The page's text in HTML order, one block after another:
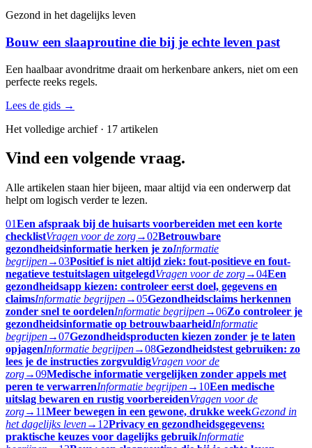
Gezond in het dagelijks leven
Bouw een slaaproutine die bij je echte leven past
Een haalbaar avondritme draait om herkenbare ankers, niet om een
perfecte reeks regels.
Lees de gids →
Het volledige archief · 17 artikelen
Vind een volgende vraag.
Alle artikelen staan hier bijeen, maar altijd via een onderwerp dat
helpt om logisch verder te lezen.
01Een afspraak bij de huisarts voorbereiden met een korte
checklistVragen voor de zorg→02Betrouwbare
gezondheidsinformatie herken je zoInformatie
begrijpen→03Positief is niet altijd ziek: fout-positieve en fout-
negatieve testuitslagen uitgelegdVragen voor de zorg→04Een
gezondheidsapp kiezen: controleer eerst doel, gegevens en
claimsInformatie begrijpen→05Gezondheidsclaims herkennen
zonder snel te oordelenInformatie begrijpen→06Zo controleer je
gezondheidsinformatie op betrouwbaarheidInformatie
begrijpen→07Gezondheidsproducten kiezen zonder je te laten
opjagenInformatie begrijpen→08Gezondheidstest gebruiken: zo
lees je de instructies zorgvuldigVragen voor de
zorg→09Medische informatie vergelijken zonder appels met
peren te verwarrenInformatie begrijpen→ 10Een medische
uitslag bewaren en rustig voorbereidenVragen voor de
zorg→ 11Meer bewegen in een gewone, drukke weekGezond in
het dagelijks leven→ 12Privacy en gezondheidsgegevens:
praktische keuzes voor dagelijks gebruikInformatie